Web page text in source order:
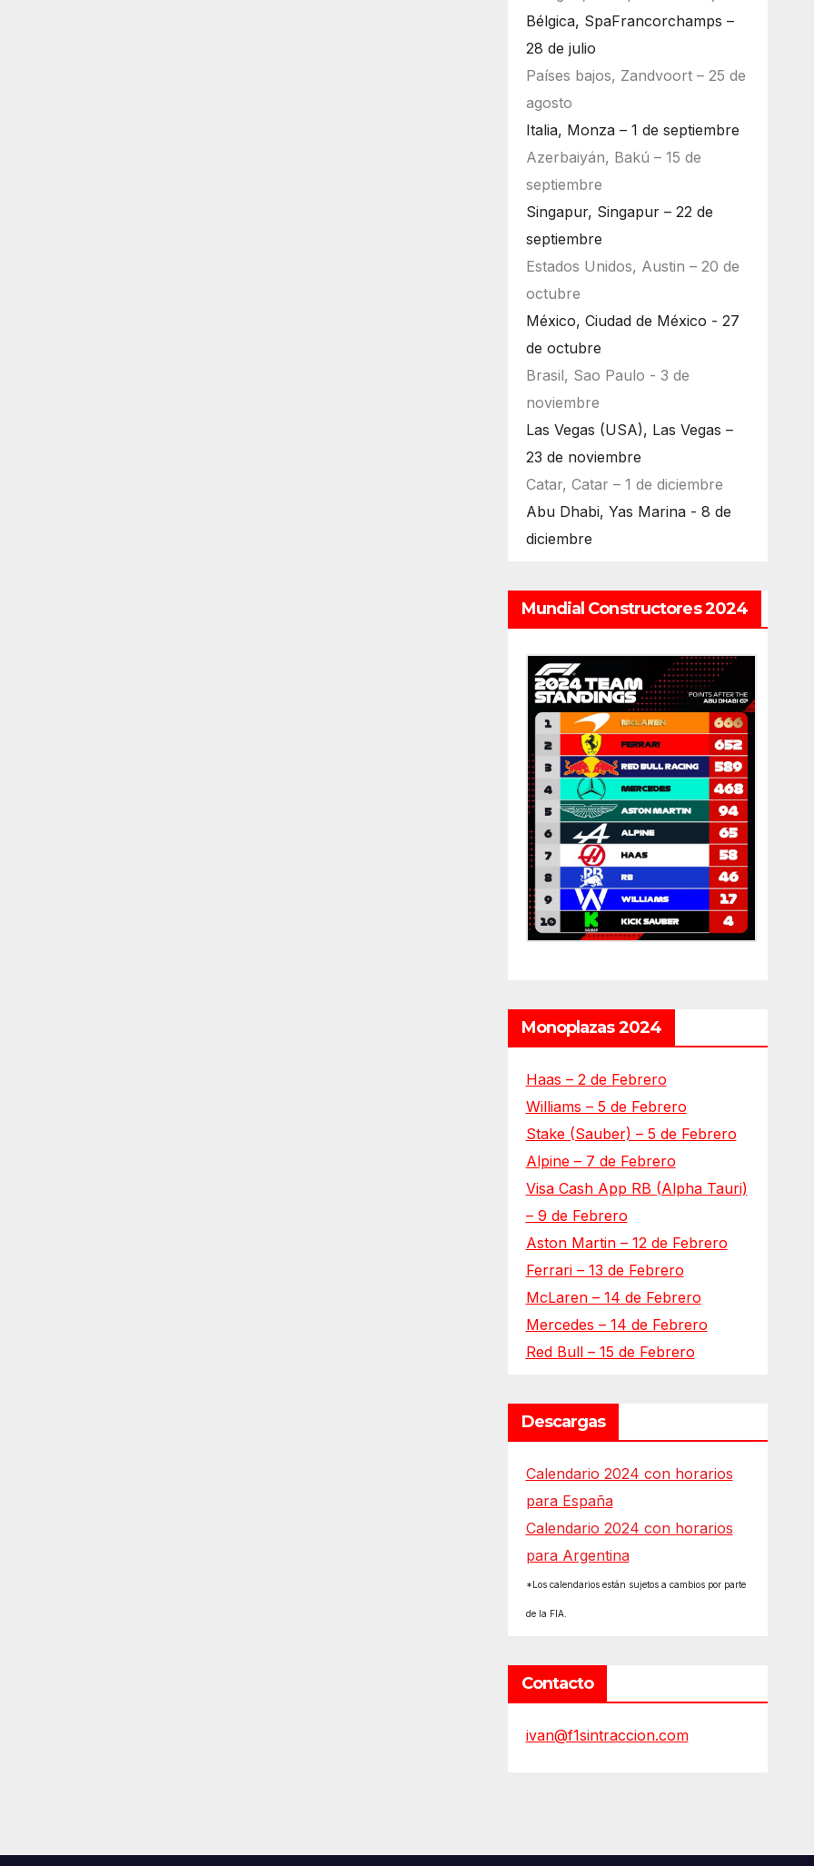
Bélgica, SpaFrancorchamps –
28 de julio
Países bajos, Zandvoort – 25 de
agosto
Italia, Monza – 1 de septiembre
Azerbaiyán, Bakú – 15 de
septiembre
Singapur, Singapur – 22 de
septiembre
Estados Unidos, Austin – 20 de
octubre
México, Ciudad de México - 27
de octubre
Brasil, Sao Paulo - 3 de
noviembre
Las Vegas (USA), Las Vegas –
23 de noviembre
Catar, Catar – 1 de diciembre
Abu Dhabi, Yas Marina - 8 de
diciembre
Mundial Constructores 2024
Monoplazas 2024
Haas – 2 de Febrero
Williams – 5 de Febrero
Stake (Sauber) – 5 de Febrero
Alpine – 7 de Febrero
Visa Cash App RB (Alpha Tauri)
– 9 de Febrero
Aston Martin – 12 de Febrero
Ferrari – 13 de Febrero
McLaren – 14 de Febrero
Mercedes – 14 de Febrero
Red Bull – 15 de Febrero
Descargas
Calendario 2024 con horarios
para España
Calendario 2024 con horarios
para Argentina
*Los calendarios están sujetos a cambios por parte
de la FIA.
Contacto
ivan@f1sintraccion.com